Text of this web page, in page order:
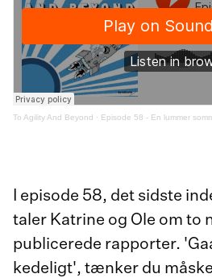
To Agility And Beyond · Episode 58 - En lummer sommervarme har lagt sig over
I episode 58, det sidste
taler Katrine og Ole om to
publicerede rapporter.
kedeligt', tænker du